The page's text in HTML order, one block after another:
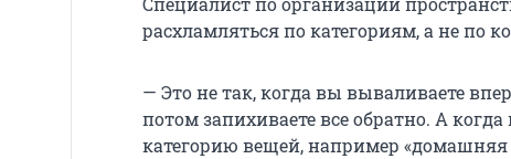
расхламляться по категориям, а не по
— Это не так, когда вы вываливаете
потом запихиваете все обратно. А
категорию вещей, например «домашняя